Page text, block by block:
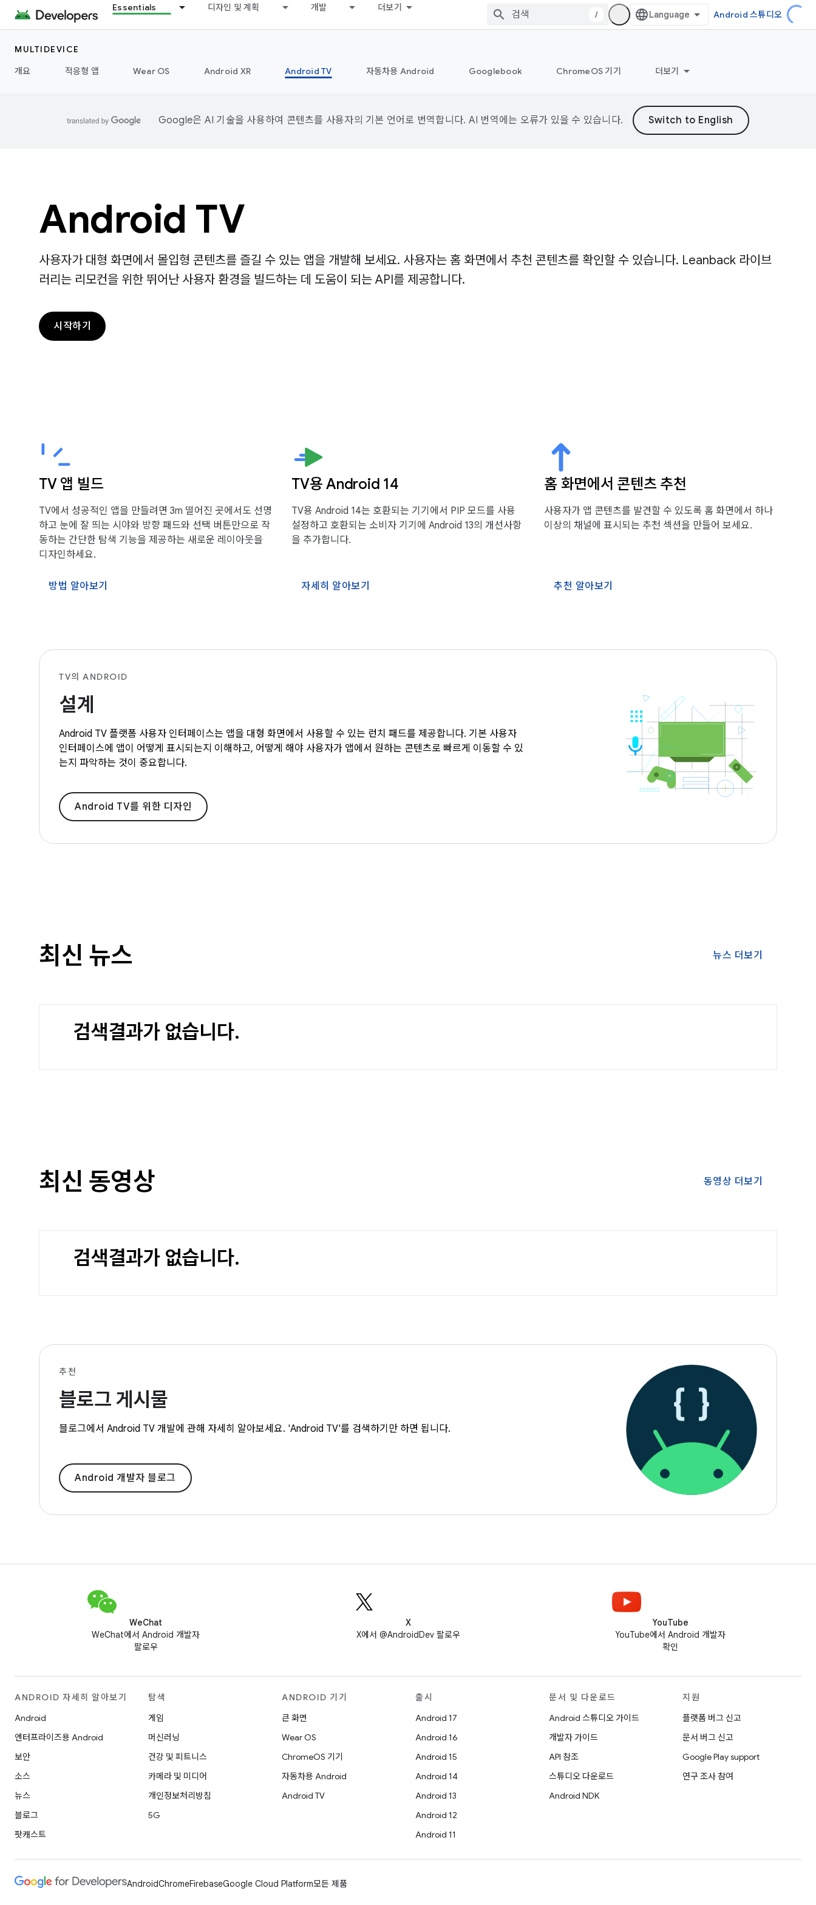
Essentials 디자인 및 계획 개발 더보기
/ Android 스튜디오
MULTIDEVICE
개요
적응형 앱 Wear OS Android XR Android TV 자동차용 Android Googlebook ChromeOS 기기 더보기
Google은 AI 기술을 사용하여 콘텐츠를 사용자의 기본 언어로 번역합니다. AI 번역에는 오류가 있을 수 있습니다.
Android TV
사용자가 대형 화면에서 몰입형 콘텐츠를 즐길 수 있는 앱을 개발해 보세요. 사용자는 홈 화면에서 추천 콘텐츠를 확인할 수 있습니다. Leanback 라이브
러리는 리모컨을 위한 뛰어난 사용자 환경을 빌드하는 데 도움이 되는 API를 제공합니다.
시작하기
TV 앱 빌드
TV에서 성공적인 앱을 만들려면 3m 떨어진 곳에서도 선명
하고 눈에 잘 띄는 시야와 방향 패드와 선택 버튼만으로 작
동하는 간단한 탐색 기능을 제공하는 새로운 레이아웃을
디자인하세요.
방법 알아보기
TV용 Android 14
TV용 Android 14는 호환되는 기기에서 PIP 모드를 사용
설정하고 호환되는 소비자 기기에 Android 13의 개선사항
을 추가합니다.
자세히 알아보기
홈 화면에서 콘텐츠 추천
사용자가 앱 콘텐츠를 발견할 수 있도록 홈 화면에서 하나
이상의 채널에 표시되는 추천 섹션을 만들어 보세요.
추천 알아보기
TV의 ANDROID
설계
Android TV 플랫폼 사용자 인터페이스는 앱을 대형 화면에서 사용할 수 있는 런치 패드를 제공합니다. 기본 사용자
인터페이스에 앱이 어떻게 표시되는지 이해하고, 어떻게 해야 사용자가 앱에서 원하는 콘텐츠로 빠르게 이동할 수 있
는지 파악하는 것이 중요합니다.
Android TV를 위한 디자인
최신 뉴스 뉴스 더보기
검색결과가 없습니다.
최신 동영상 동영상 더보기
검색결과가 없습니다.
추천
블로그 게시물
블로그에서 Android TV 개발에 관해 자세히 알아보세요. 'Android TV'를 검색하기만 하면 됩니다.
Android 개발자 블로그
WeChat
WeChat에서 Android 개발자
팔로우
X
X에서 @AndroidDev 팔로우
YouTube
YouTube에서 Android 개발자
확인
ANDROID 자세히 알아보기
Android
엔터프라이즈용 Android
보안
소스
뉴스
블로그
팟캐스트
탐색
게임
머신러닝
건강 및 피트니스
카메라 및 미디어
개인정보처리방침
5G
ANDROID 기기
큰 화면
Wear OS
ChromeOS 기기
자동차용 Android
Android TV
출시
Android 17
Android 16
Android 15
Android 14
Android 13
Android 12
Android 11
문서 및 다운로드
Android 스튜디오 가이드
개발자 가이드
API 참조
스튜디오 다운로드
Android NDK
지원
플랫폼 버그 신고
문서 버그 신고
Google Play support
연구 조사 참여
AndroidChromeFirebaseGoogle Cloud Platform모든 제품